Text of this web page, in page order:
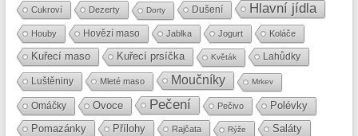
Cukroví Dezerty Dorty Dušení Hlavní jídla
Houby Hovězí maso Jablka Jogurt Koláče
Kuřecí maso Kuřecí prsíčka Květák Lahůdky
Luštěniny Mleté maso Moučníky Mrkev
Omáčky Ovoce Pečení Pečivo Polévky
Pomazánky Přílohy Rajčata Rýže
Saláty